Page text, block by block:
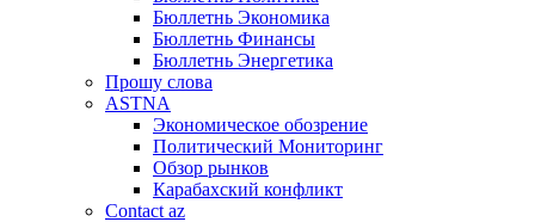
Бюллетнь Экономика
Бюллетнь Финансы
Бюллетнь Энергетика
Прошу слова
ASTNA
Экономическое обозрение
Политический Мониторинг
Обзор рынков
Карабахский конфликт
Contact az